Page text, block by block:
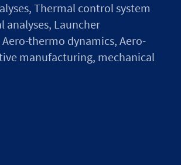
Thermal control system
analyses, Launcher
thermo dynamics, Aero-
manufacturing, mechanical